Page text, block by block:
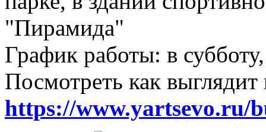
"Пирамида"
График работы: в
Посмотреть как
https://www.yartsevo.ru/